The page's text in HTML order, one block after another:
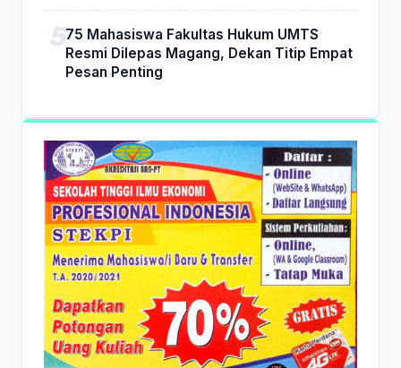
75 Mahasiswa Fakultas Hukum UMTS
Resmi Dilepas Magang, Dekan Titip Empat
Pesan Penting